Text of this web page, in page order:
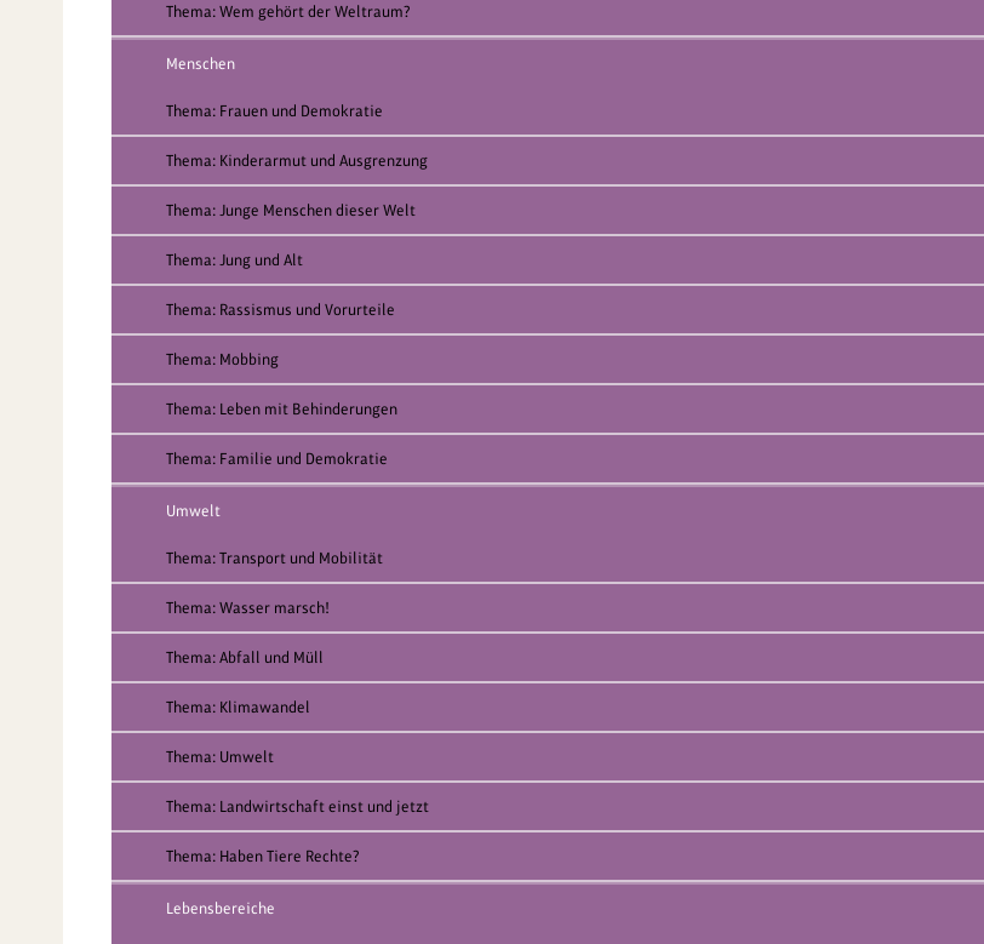
Thema: Wem gehört der Weltraum?
Menschen
Thema: Frauen und Demokratie
Thema: Kinderarmut und Ausgrenzung
Thema: Junge Menschen dieser Welt
Thema: Jung und Alt
Thema: Rassismus und Vorurteile
Thema: Mobbing
Thema: Leben mit Behinderungen
Thema: Familie und Demokratie
Umwelt
Thema: Transport und Mobilität
Thema: Wasser marsch!
Thema: Abfall und Müll
Thema: Klimawandel
Thema: Umwelt
Thema: Landwirtschaft einst und jetzt
Thema: Haben Tiere Rechte?
Lebensbereiche